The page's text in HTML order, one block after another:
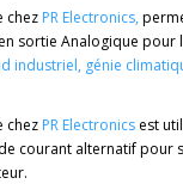
chez PR Electronics,
sortie Analogique pour
industriel, génie
chez PR Electronics est
courant alternatif pour